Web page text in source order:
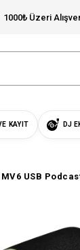
1000₺ Üzeri
KAYIT DJ
MV6 USB